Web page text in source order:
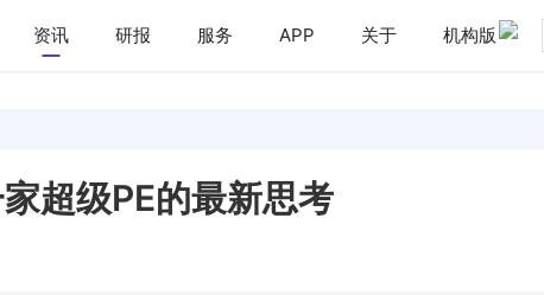
资讯 研报 服务 APP 关于 机构版
超级PE的最新思考